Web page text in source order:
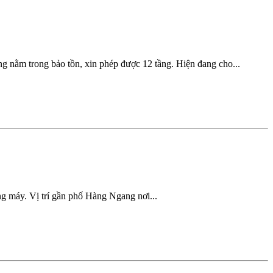
nằm trong bảo tồn, xin phép được 12 tầng. Hiện đang cho...
máy. Vị trí gần phố Hàng Ngang nơi...